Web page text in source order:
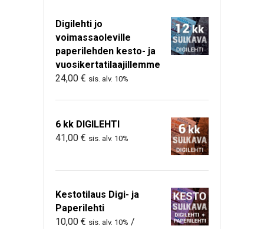
Digilehti jo
voimassaoleville
paperilehden kesto- ja
vuosikertatilaajillemme
24,00 € sis. alv. 10%
6 kk DIGILEHTI
41,00 € sis. alv. 10%
Kestotilaus Digi- ja
Paperilehti
10,00 € sis. alv. 10% /